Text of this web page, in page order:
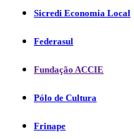
Sicredi Economia Local
Federasul
Fundação ACCIE
Pólo de Cultura
Frinape